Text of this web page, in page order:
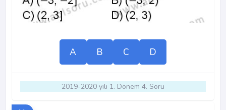
A B C D
2019-2020 yılı 1. Dönem 4. Soru